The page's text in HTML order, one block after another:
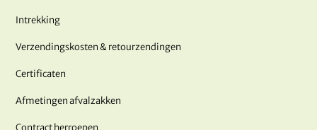
Intrekking
Verzendingskosten & retourzendingen
Certificaten
Afmetingen afvalzakken
Contract herroepen